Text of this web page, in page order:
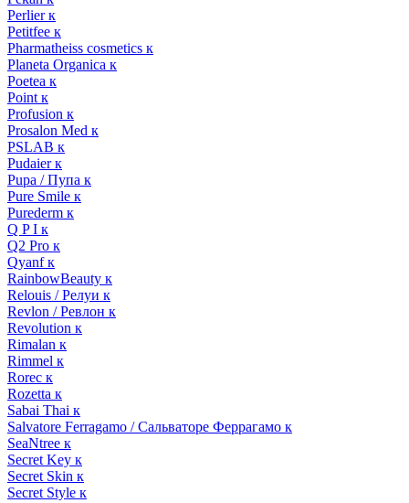
Perlier к
Petitfee к
Pharmatheiss cosmetics к
Planeta Organica к
Poetea к
Point к
Profusion к
Prosalon Med к
PSLAB к
Pudaier к
Pupa / Пупа к
Pure Smile к
Purederm к
Q P I к
Q2 Pro к
Qyanf к
RainbowBeauty к
Relouis / Релуи к
Revlon / Ревлон к
Revolution к
Rimalan к
Rimmel к
Rorec к
Rozetta к
Sabai Thai к
Salvatore Ferragamo / Сальваторе Феррагамо к
SeaNtree к
Secret Key к
Secret Skin к
Secret Style к